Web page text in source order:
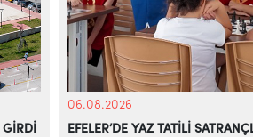
GİRDİ
06.08.2026
EFELER’DE YAZ TATİLİ